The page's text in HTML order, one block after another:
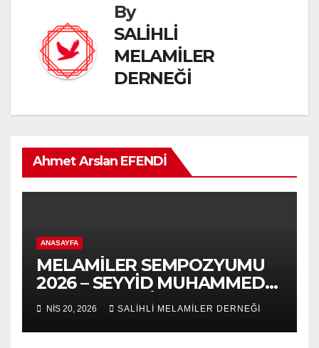
By
SALİHLİ
MELAMİLER
DERNEĞİ
Ahmet Arslan EFENDİ
ANASAYFA
MELAMİLER SEMPOZYUMU
2026 – SEYYİD MUHAMMED
NURUL-ARABİ 139.VUSLAT
YILDÖNÜMÜ-5.VAHDET
SÖYLEYİŞ PANEL
NIS 20, 2026 SALİHLİ MELAMİLER DERNEĞİ